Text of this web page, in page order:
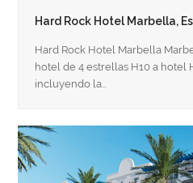
Hard Rock Hotel Marbella,
Hard Rock Hotel Marbella
hotel de 4 estrellas H10 a hotel
incluyendo la…